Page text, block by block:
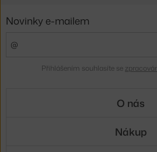
Novinky e-mailem
Přihlášením souhlasíte se
O nás
Nákup